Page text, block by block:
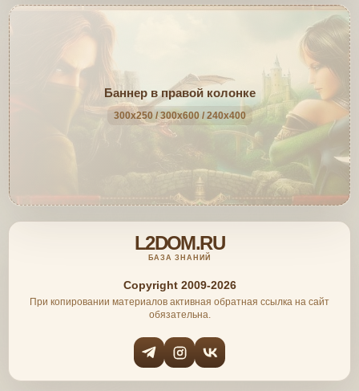
Баннер в правой колонке
300x250 / 300x600 / 240x400
L2DOM.RU
БАЗА ЗНАНИЙ
Copyright 2009-2026
При копировании материалов активная обратная ссылка на сайт
обязательна.